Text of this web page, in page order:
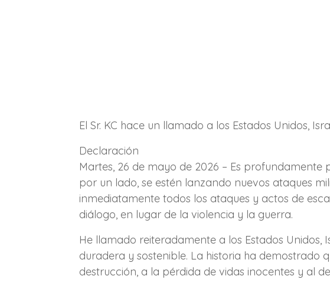
El Sr. KC hace un llamado a los Estados Unidos,
Declaración
Martes, 26 de mayo de 2026 – Es
por un lado, se estén lanzando nuevos ataques
inmediatamente todos los ataques y actos de
diálogo, en lugar de la violencia y la guerra.
He llamado reiteradamente a los Estados
duradera y sostenible. La historia ha demostrado
destrucción, a la pérdida de vidas inocentes y al